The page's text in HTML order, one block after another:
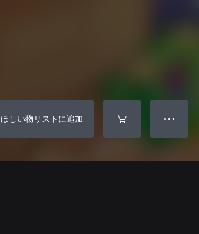
ほしい物リストに追加 ● ● ●